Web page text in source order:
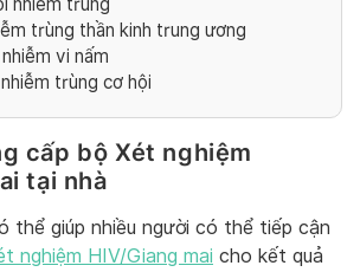
trùng thần kinh trung ương
vi nấm
trùng cơ hội
cấp bộ Xét nghiệm
tại nhà
thể giúp nhiều người có thể tiếp cận
nghiệm HIV/Giang mai cho kết quả